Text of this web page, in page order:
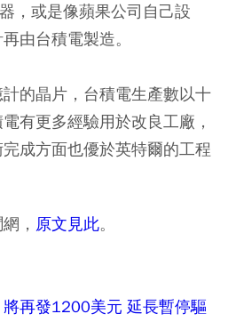
，或是像蘋果公司自己設
由台積電製造。
的晶片，台積電生產數以十
有更多經驗用於改良工廠，
成方面也優於英特爾的工程
， 原文見此。
再發1200美元 延長暫停驅